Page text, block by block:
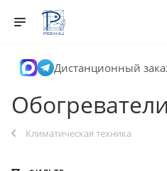
Дистанционный
Обогреватели
Климатическая техника